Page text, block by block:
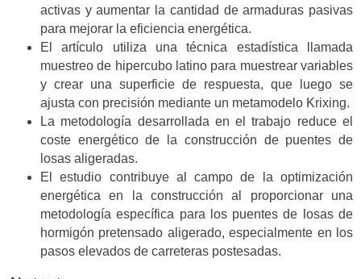
activas y aumentar la cantidad de armaduras pasivas
para mejorar la eficiencia energética.
El artículo utiliza una técnica estadística llamada
muestreo de hipercubo latino para muestrear variables
y crear una superficie de respuesta, que luego se
ajusta con precisión mediante un metamodelo Krixing.
La metodología desarrollada en el trabajo reduce el
coste energético de la construcción de puentes de
losas aligeradas.
El estudio contribuye al campo de la optimización
energética en la construcción al proporcionar una
metodología específica para los puentes de losas de
hormigón pretensado aligerado, especialmente en los
pasos elevados de carreteras postesadas.